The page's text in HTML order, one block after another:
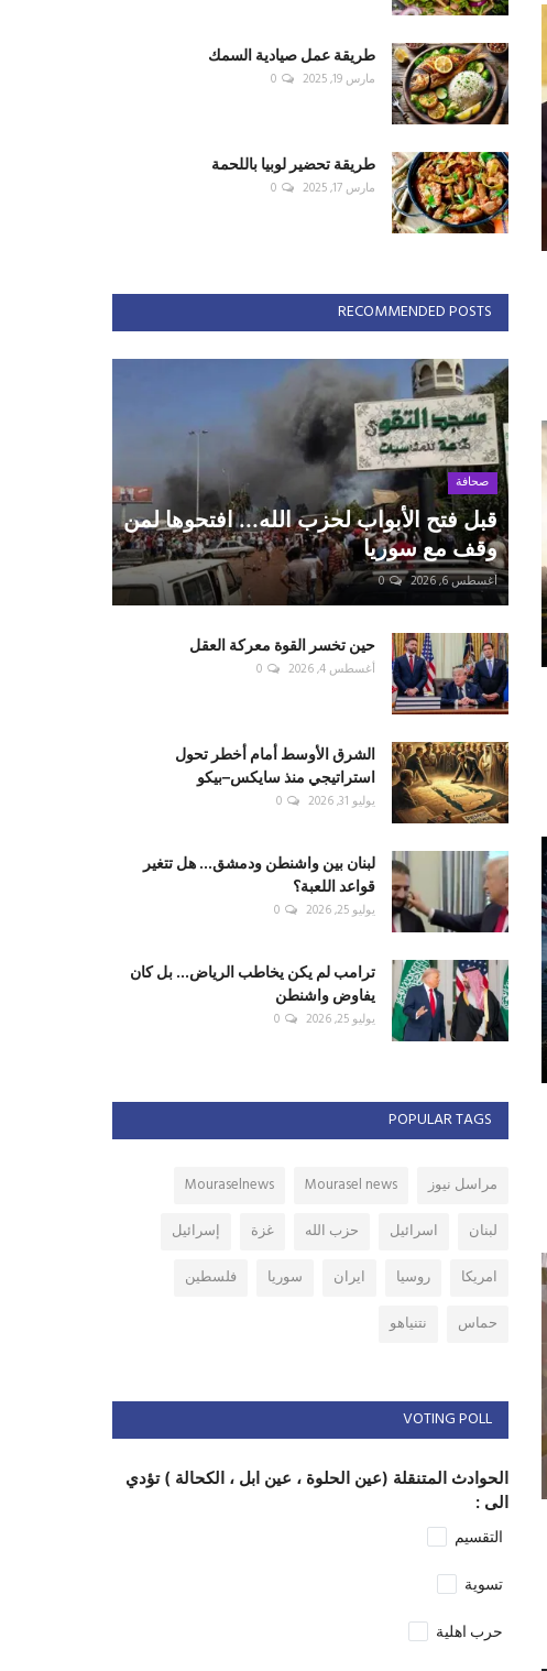
طريقة عمل صيادية السمك
مارس 19, 2025 0
طريقة تحضير لوبيا باللحمة
مارس 17, 2025 0
RECOMMENDED POSTS
صحافة
قبل فتح الأبواب لحزب الله... افتحوها لمن
وقف مع سوريا
أغسطس 6, 2026 0
حين تخسر القوة معركة العقل
أغسطس 4, 2026 0
الشرق الأوسط أمام أخطر تحول
استراتيجي منذ سايكس–بيكو
يوليو 31, 2026 0
لبنان بين واشنطن ودمشق... هل تتغير
قواعد اللعبة؟
يوليو 25, 2026 0
ترامب لم يكن يخاطب الرياض... بل كان
يفاوض واشنطن
يوليو 25, 2026 0
POPULAR TAGS
مراسل نيوز Mourasel news
Mouraselnews
لبنان
اسرائيل حزب الله غزة
إسرائيل
امريكا
روسيا ايران سوريا
فلسطين
حماس
نتنياهو
VOTING POLL
الحوادث المتنقلة (عين الحلوة ، عين ابل ، الكحالة ) تؤدي
الى :
التقسيم
تسوية
حرب اهلية